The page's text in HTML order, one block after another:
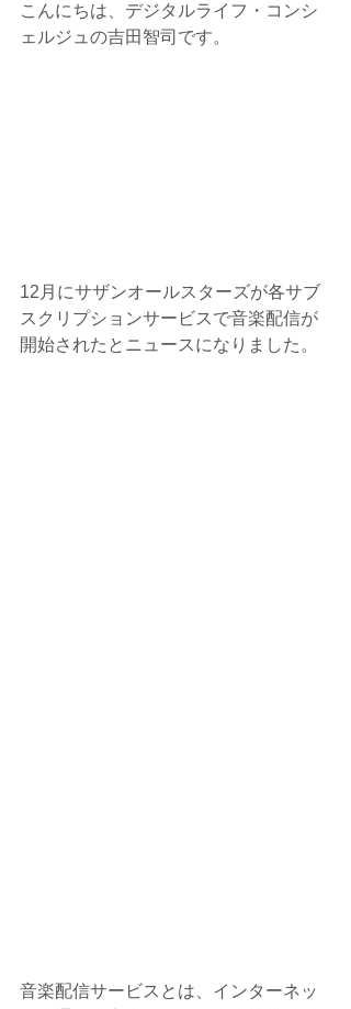
こんにちは、デジタルライフ・コンシ
ェルジュの吉田智司です。
12月にサザンオールスターズが各サブ
スクリプションサービスで音楽配信が
開始されたとニュースになりました。
音楽配信サービスとは、インターネッ